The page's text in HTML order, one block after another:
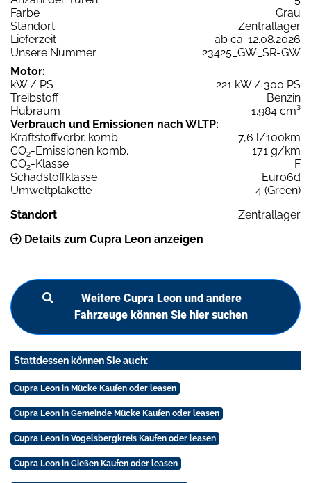
Farbe
Grau
Standort
Zentrallager
Lieferzeit
ab ca. 12.08.2026
Unsere Nummer
23425_GW_SR-GW
Motor:
kW / PS
221 kW / 300 PS
Treibstoff
Benzin
Hubraum
1.984 cm³
Verbrauch und Emissionen nach WLTP:
Kraftstoffverbr. komb.
7,6 l/100km
CO2-Emissionen komb.
171 g/km
CO2-Klasse
F
Schadstoffklasse
Euro6d
Umweltplakette
4 (Green)
Standort
Zentrallager
Details zum Cupra Leon anzeigen
Weitere Cupra Leon und andere
Fahrzeuge können Sie hier suchen
Stattdessen können Sie auch:
Cupra Leon in Mücke Kaufen oder leasen
Cupra Leon in Gemeinde Mücke Kaufen oder leasen
Cupra Leon in Vogelsbergkreis Kaufen oder leasen
Cupra Leon in Gießen Kaufen oder leasen